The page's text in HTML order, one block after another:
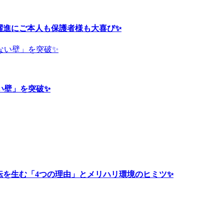
にご本人も保護者様も大喜び✨
壁」を突破✨
生む「4つの理由」とメリハリ環境のヒミツ✨